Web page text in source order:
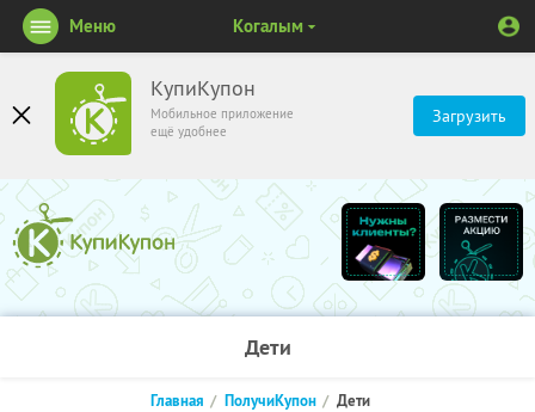
КупиКупон
Мобильное приложение
ещё удобнее
Загрузить
Меню Когалым
Дети
Главная ПолучиКупон Дети